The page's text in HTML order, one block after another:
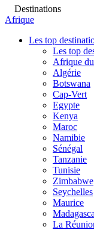
Destinations
Afrique
Les top
Les top
Afrique
Algérie
Botswana
Cap-Vert
Egypte
Kenya
Maroc
Namibie
Sénégal
Tanzanie
Tunisie
Zimbabwe
Seychelles
Maurice
La